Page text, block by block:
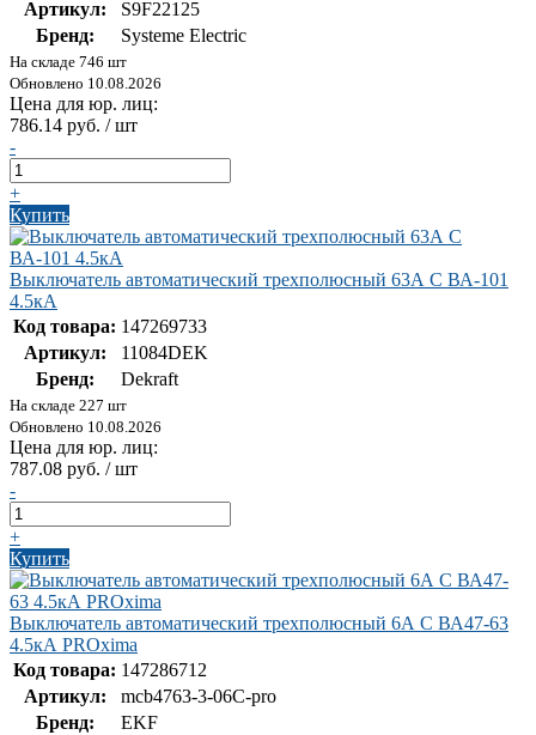
Артикул:
S9F22125
Бренд:
Systeme Electric
На складе 746 шт
Обновлено 10.08.2026
Цена для юр. лиц:
786.14 руб. / шт
-
+
Купить
Выключатель автоматический трехполюсный 63А С ВА-101
4.5кА
Код товара: 147269733
Артикул:
11084DEK
Бренд:
Dekraft
На складе 227 шт
Обновлено 10.08.2026
Цена для юр. лиц:
787.08 руб. / шт
-
+
Купить
Выключатель автоматический трехполюсный 6А С ВА47-63
4.5кА PROxima
Код товара: 147286712
Артикул:
mcb4763-3-06C-pro
Бренд:
EKF